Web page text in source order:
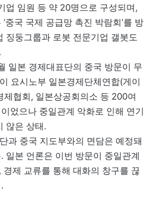
업 임원 등 약 20명으로 구성되며,
중국 국제 공급망 촉진 박람회’를 방
징둥그룹과 로봇 전문기업 갤봇도
일본 경제대표단의 중국 방문이 무
요시노부 일본경제단체연합(게이
제협회, 일본상공회의소 등 200여
었으나 중일관계 악화로 인해 연기
않은 상태.
과 중국 지도부와의 면담은 예정돼
일본 언론은 이번 방문이 중일관계
제 교류를 통해 대화의 창구를 끊